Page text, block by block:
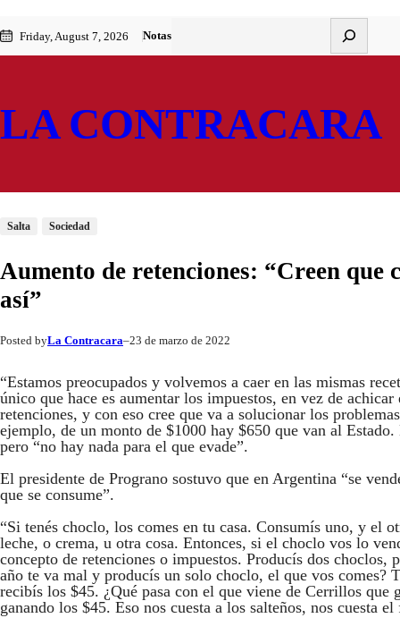
al
contenido
to
content
Friday, August 7, 2026 Notas
LA CONTRACARA
Salta Sociedad
Aumento de retenciones: “Creen que
así”
Posted byLa Contracara–23 de marzo de 2022
“Estamos preocupados y volvemos a caer en las mismas
único que hace es aumentar los impuestos, en vez de
retenciones, y con eso cree que va a solucionar los
ejemplo, de un monto de $1000 hay $650 que van al
pero “no hay nada para el que evade”.
El presidente de Prograno sostuvo que en Argentina “se
que se consume”.
“Si tenés choclo, los comes en tu casa. Consumís uno, y el
leche, o crema, u otra cosa. Entonces, si el choclo vos lo
concepto de retenciones o impuestos. Producís dos
año te va mal y producís un solo choclo, el que vos comes?
recibís los $45. ¿Qué pasa con el que viene de Cerrillos que
ganando los $45. Eso nos cuesta a los salteños, nos cuesta